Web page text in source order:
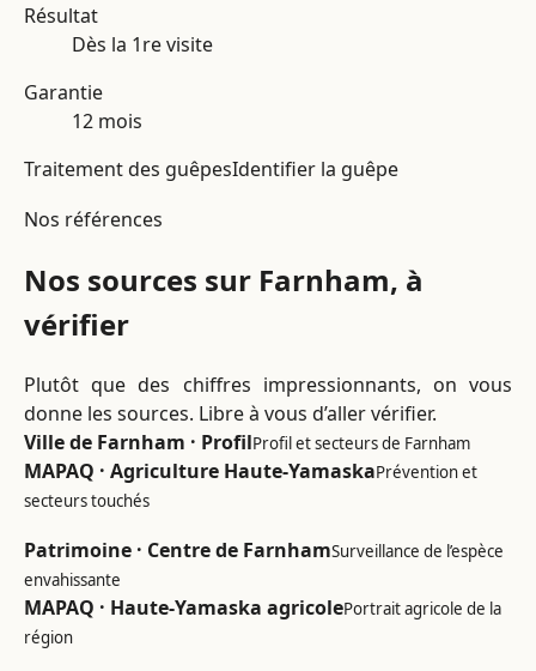
Résultat
Dès la 1re visite
Garantie
12 mois
Traitement des guêpesIdentifier la guêpe
Nos références
Nos sources sur Farnham, à
vérifier
Plutôt que des chiffres impressionnants, on vous
donne les sources. Libre à vous d’aller vérifier.
Ville de Farnham · ProfilProfil et secteurs de Farnham
MAPAQ · Agriculture Haute-YamaskaPrévention et
secteurs touchés
Patrimoine · Centre de FarnhamSurveillance de l’espèce
envahissante
MAPAQ · Haute-Yamaska agricolePortrait agricole de la
région